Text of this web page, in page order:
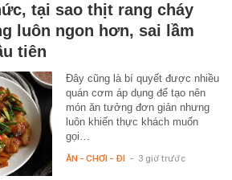
tại sao thịt rang cháy
luôn ngon hơn, sai lầm
tiên
Đây cũng là bí quyết được nhiều
quán cơm áp dụng để tạo nên
món ăn tưởng đơn giản nhưng
luôn khiến thực khách muốn
gọi…
ĂN - CHƠI - ĐI - 3 giờ trước